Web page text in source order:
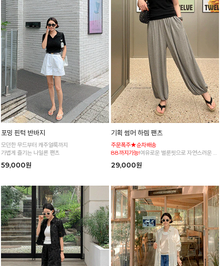
포밍 핀턱 반바지
모던한 무드부터 캐주얼룩까지
가볍게 즐기는 나일론 팬츠
59,000원
기획 썸머 하렘 팬츠
주문폭주★순차배송
88까지가능!여유로운 벌룬핏으로 자연스러운 체
형 커버 허리 전체 밴딩으로 편안한 착용감
29,000원